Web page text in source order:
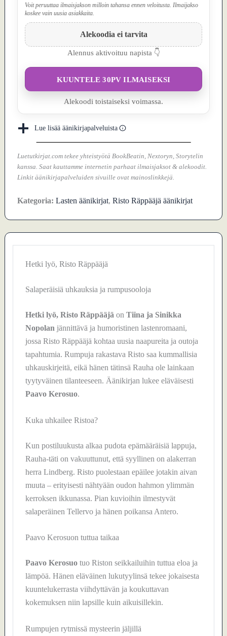
Voit peruuttaa ilmaisjakson milloin tahansa ennen veloitusta. Ilmaijakso
koskee vain uusia asiakkaita.
Alekoodia ei tarvita
Alennus aktivoituu napista 👇
KUUNTELE 30PV ILMAISEKSI
Alekoodi toistaiseksi voimassa.
Lue lisää äänikirjapalveluista
Luetutkirjat.com tekee yhteistyötä BookBeatin, Nextoryn, Storytelin
kanssa. Saat kauttamme internetin parhaat ilmaisjaksot & alekoodit.
Linkit äänikirjapalveluiden sivuille ovat mainoslinkkejä.
Kategoria: Lasten äänikirjat, Risto Räppääjä äänikirjat
Hetki lyö, Risto Räppääjä
Salaperäisiä uhkauksia ja rumpusooloja
Hetki lyö, Risto Räppääjä on Tiina ja Sinikka
Nopolan jännittävä ja humoristinen lastenromaani,
jossa Risto Räppääjä kohtaa uusia naapureita ja outoja
tapahtumia. Rumpuja rakastava Risto saa kummallisia
uhkauskirjeitä, eikä hänen tätinsä Rauha ole lainkaan
tyytyväinen tilanteeseen. Äänikirjan lukee eläväisesti
Paavo Kerosuo.
Kuka uhkailee Ristoa?
Kun postiluukusta alkaa pudota epämääräisiä lappuja,
Rauha-täti on vakuuttunut, että syyllinen on alakerran
herra Lindberg. Risto puolestaan epäilee jotakin aivan
muuta – erityisesti nähtyään oudon hahmon ylimmän
kerroksen ikkunassa. Pian kuvioihin ilmestyvät
salaperäinen Tellervo ja hänen poikansa Antero.
Paavo Kerosuon tuttua taikaa
Paavo Kerosuotuo Riston seikkailuihin tuttua eloa ja
lämpöä. Hänen eläväinen lukutyylinsä tekee jokaisesta
kuuntelukerrasta viihdyttävän ja koukuttavan
kokemuksen niin lapsille kuin aikuisillekin.
Rumpujen rytmissä mysteerin jäljillä